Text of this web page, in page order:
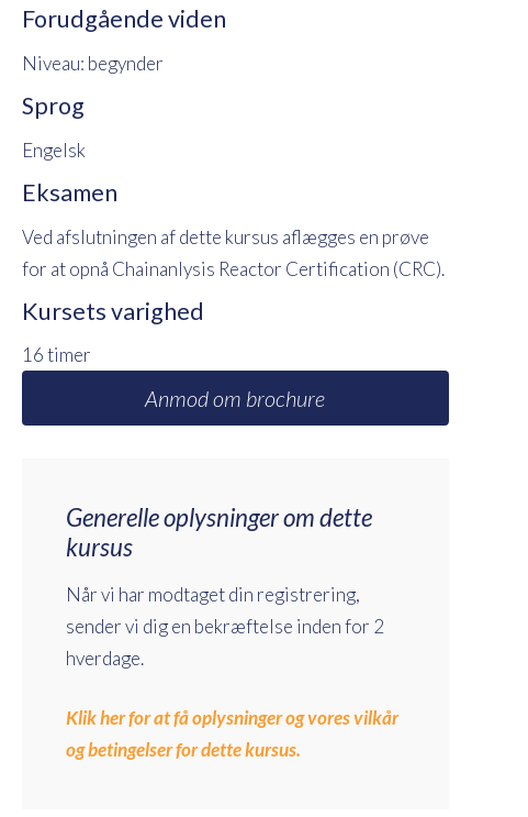
Forudgående viden
Niveau: begynder
Sprog
Engelsk
Eksamen
Ved afslutningen af dette kursus aflægges en prøve
for at opnå Chainanlysis Reactor Certification (CRC).
Kursets varighed
16 timer
Anmod om brochure
Generelle oplysninger om dette
kursus
Når vi har modtaget din registrering,
sender vi dig en bekræftelse inden for 2
hverdage.
Klik her for at få oplysninger og vores vilkår
og betingelser for dette kursus.